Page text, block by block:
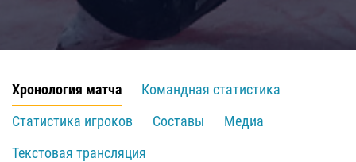
Хронология матча
Командная статистика
Статистика игроков
Составы
Медиа
Текстовая трансляция